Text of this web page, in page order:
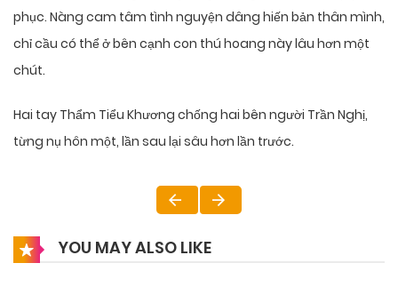
phục. Nàng cam tâm tình nguyện dâng hiến bản thân mình,
chỉ cầu có thể ở bên cạnh con thú hoang này lâu hơn một
chút.
Hai tay Thẩm Tiểu Khương chống hai bên người Trần Nghị,
từng nụ hôn một, lần sau lại sâu hơn lần trước.
YOU MAY ALSO LIKE